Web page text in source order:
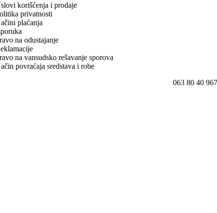
korišćenja i prodaje
privatnosti
plaćanja
na odustajanje
na vansudsko rešavanje sporova
povraćaja sredstava i robe
063 80 40 967